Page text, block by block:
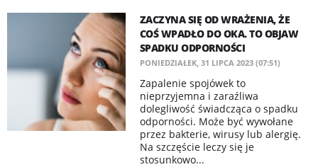
ZACZYNA SIĘ OD WRAŻENIA, ŻE
COŚ WPADŁO DO OKA. TO OBJAW
SPADKU ODPORNOŚCI
PONIEDZIAŁEK, 31 LIPCA 2023 (07:51)
Zapalenie spojówek to
nieprzyjemna i zaraźliwa
dolegliwość świadcząca o spadku
odporności. Może być wywołane
przez bakterie, wirusy lub alergię.
Na szczęście leczy się je
stosunkowo...